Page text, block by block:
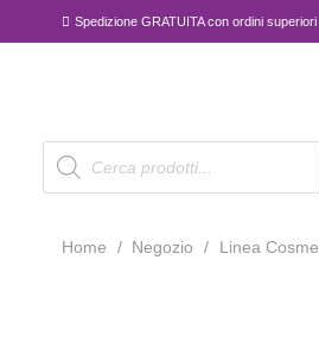
Spedizione GRATUITA con ordini
Products
search
Home / Negozio / Linea